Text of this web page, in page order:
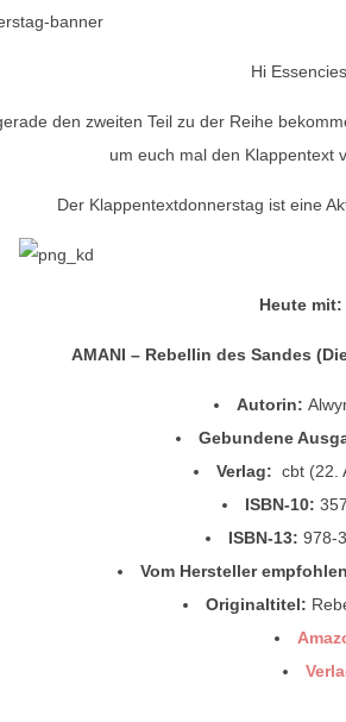
Hi
den zweiten Teil zu der Reihe
um euch mal den Klappentext
Der Klappentextdonnerstag ist eine
Heute mit:
AMANI – Rebellin des Sandes
Autorin:
Gebundene
Verlag: cbt (22.
ISBN-10:
ISBN-13: 978-
Vom Hersteller
Originaltitel: